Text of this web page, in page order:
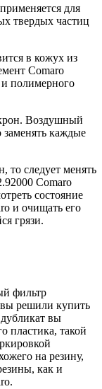
для
твердых частиц
в кожух из
Comaro
полимерного
Воздушный
каждые
то следует менять
Comaro
состояние
и очищать его
грязи.
фильтр
вы решили купить
вы
пластика, такой
на резину,
как и